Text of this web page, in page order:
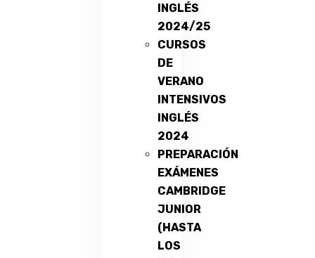
INGLÉS
2024/25
CURSOS
DE
VERANO
INTENSIVOS
INGLÉS
2024
PREPARACIÓN
EXÁMENES
CAMBRIDGE
JUNIOR
(HASTA
LOS